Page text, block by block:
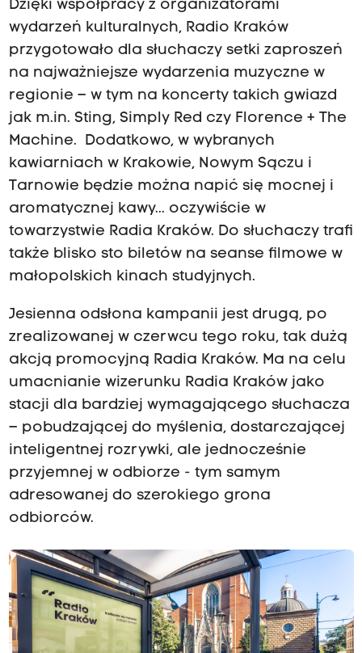
Dzięki współpracy z organizatorami
wydarzeń kulturalnych, Radio Kraków
przygotowało dla słuchaczy setki zaproszeń
na najważniejsze wydarzenia muzyczne w
regionie – w tym na koncerty takich gwiazd
jak m.in. Sting, Simply Red czy Florence + The
Machine. Dodatkowo, w wybranych
kawiarniach w Krakowie, Nowym Sączu i
Tarnowie będzie można napić się mocnej i
aromatycznej kawy... oczywiście w
towarzystwie Radia Kraków. Do słuchaczy trafi
także blisko sto biletów na seanse filmowe w
małopolskich kinach studyjnych.
Jesienna odsłona kampanii jest drugą, po
zrealizowanej w czerwcu tego roku, tak dużą
akcją promocyjną Radia Kraków. Ma na celu
umacnianie wizerunku Radia Kraków jako
stacji dla bardziej wymagającego słuchacza
– pobudzającej do myślenia, dostarczającej
inteligentnej rozrywki, ale jednocześnie
przyjemnej w odbiorze - tym samym
adresowanej do szerokiego grona
odbiorców.